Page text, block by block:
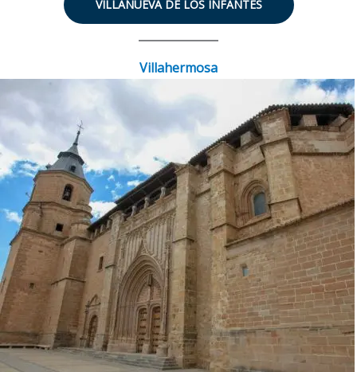
VILLANUEVA DE LOS INFANTES
Villahermosa